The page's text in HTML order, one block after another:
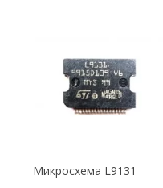
Микросхема L9131